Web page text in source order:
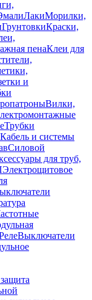
ЛакиМорилки,
ГрунтовкиКраски,
пенаКлеи для
и
Вилки,
Трубки
Кабель и системы
Силовой
для труб,
Электрощитовое
Выключатели